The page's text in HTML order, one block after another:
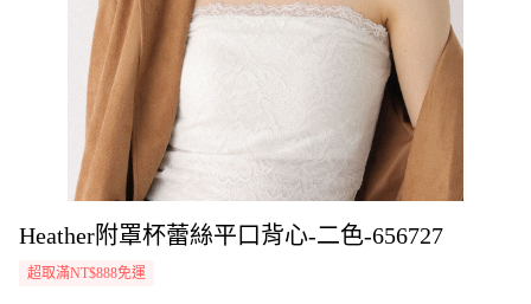
Heather附罩杯蕾絲平口背心-二色-656727
超取滿NT$888免運